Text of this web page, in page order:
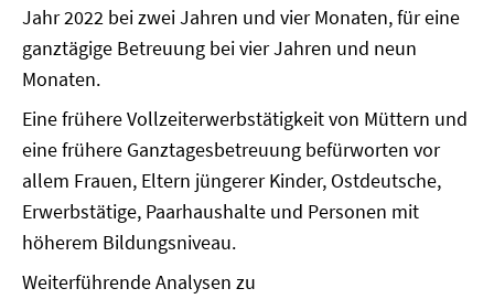
Jahr 2022 bei zwei Jahren und vier Monaten, für eine
ganztägige Betreuung bei vier Jahren und neun
Monaten.
Eine frühere Vollzeiterwerbstätigkeit von Müttern und
eine frühere Ganztagesbetreuung befürworten vor
allem Frauen, Eltern jüngerer Kinder, Ostdeutsche,
Erwerbstätige, Paarhaushalte und Personen mit
höherem Bildungsniveau.
Weiterführende Analysen zu